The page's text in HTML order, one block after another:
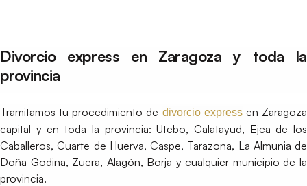
Divorcio express en Zaragoza y toda la
provincia
Tramitamos tu procedimiento de divorcio expressen Zaragoza
capital y en toda la provincia: Utebo, Calatayud, Ejea de los
Caballeros, Cuarte de Huerva, Caspe, Tarazona, La Almunia de
Doña Godina, Zuera, Alagón, Borja y cualquier municipio de la
provincia.